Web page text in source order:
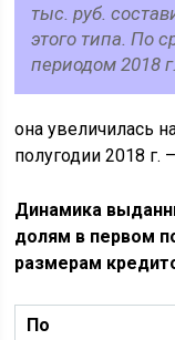
тыс. руб.
этого типа. По
периодом 2018 г.
она увеличилась
полугодии 2018 г.
Динамика
долям в первом
размерам
По